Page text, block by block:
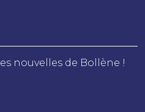
nouvelles de Bollène !